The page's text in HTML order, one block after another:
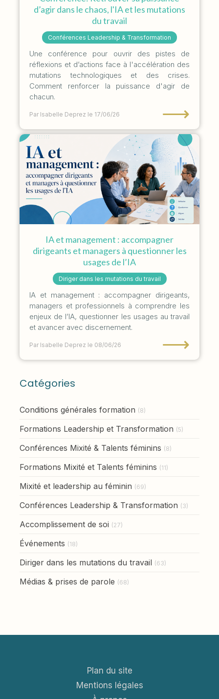
d’agir dans le chaos, l'IA et les mutations
du travail
Conférences Leadership & Transformation
Une conférence pour ouvrir des pistes de
réflexions et d’actions face à l'accélération des
mutations technologiques et des crises.
Comment renforcer la puissance d'agir de
chacun.
Par Isabelle Deprez le 17/06/26 ⟶
IA et management : accompagner
dirigeants et managers à questionner les
usages de l’IA
Diriger dans les mutations du travail
IA et management : accompagner dirigeants,
managers et professionnels à comprendre les
enjeux de l’IA, questionner les usages au travail
et avancer avec discernement.
Par Isabelle Deprez le 08/06/26 ⟶
Catégories
Conditions générales formation (8)
Formations Leadership et Transformation (5)
Conférences Mixité & Talents féminins (8)
Formations Mixité et Talents féminins (11)
Mixité et leadership au féminin (69)
Conférences Leadership & Transformation (3)
Accomplissement de soi (27)
Événements (18)
Diriger dans les mutations du travail (63)
Médias & prises de parole (68)
Plan du site
Mentions légales